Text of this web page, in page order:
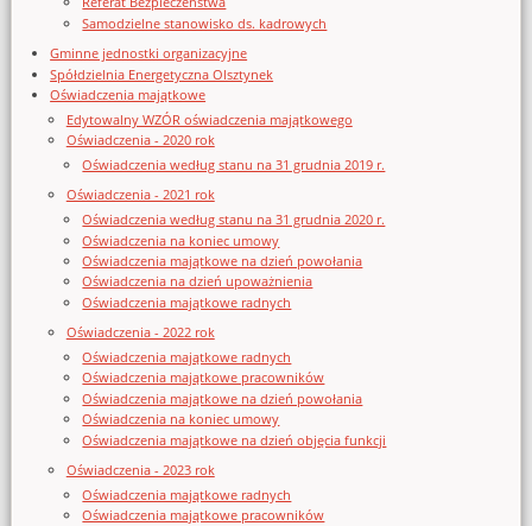
Samodzielne stanowisko ds. kadrowych
Gminne jednostki organizacyjne
Spółdzielnia Energetyczna Olsztynek
Oświadczenia majątkowe
Edytowalny WZÓR oświadczenia majątkowego
Oświadczenia - 2020 rok
Oświadczenia według stanu na 31 grudnia 2019 r.
Oświadczenia - 2021 rok
Oświadczenia według stanu na 31 grudnia 2020 r.
Oświadczenia na koniec umowy
Oświadczenia majątkowe na dzień powołania
Oświadczenia na dzień upoważnienia
Oświadczenia majątkowe radnych
Oświadczenia - 2022 rok
Oświadczenia majątkowe radnych
Oświadczenia majątkowe pracowników
Oświadczenia majątkowe na dzień powołania
Oświadczenia na koniec umowy
Oświadczenia majątkowe na dzień objęcia funkcji
Oświadczenia - 2023 rok
Oświadczenia majątkowe radnych
Oświadczenia majątkowe pracowników